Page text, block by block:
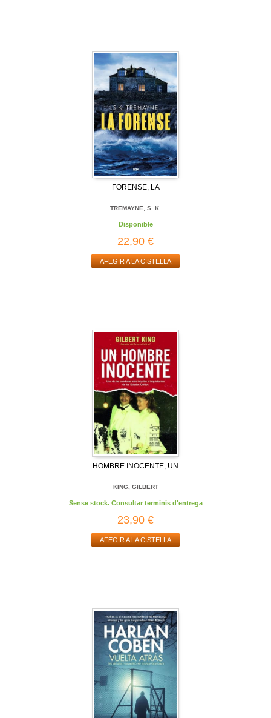
FORENSE, LA
TREMAYNE, S. K.
Disponible
22,90 €
AFEGIR A LA CISTELLA
HOMBRE INOCENTE, UN
KING, GILBERT
Sense stock. Consultar terminis d'entrega
23,90 €
AFEGIR A LA CISTELLA